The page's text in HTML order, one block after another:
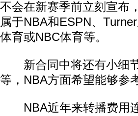
不会在新赛季前立刻宣布
属于NBA和ESPN、
体育或NBC体育等。
新合同中将还有小细节
等，NBA方面希望能够参
NBA近年来转播费用连